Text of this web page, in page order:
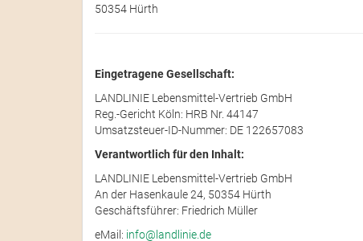
50354 Hürth
Eingetragene Gesellschaft:
LANDLINIE Lebensmittel-Vertrieb GmbH
Reg.-Gericht Köln: HRB Nr. 44147
Umsatzsteuer-ID-Nummer: DE 122657083
Verantwortlich für den Inhalt:
LANDLINIE Lebensmittel-Vertrieb GmbH
An der Hasenkaule 24, 50354 Hürth
Geschäftsführer: Friedrich Müller
eMail: info@landlinie.de